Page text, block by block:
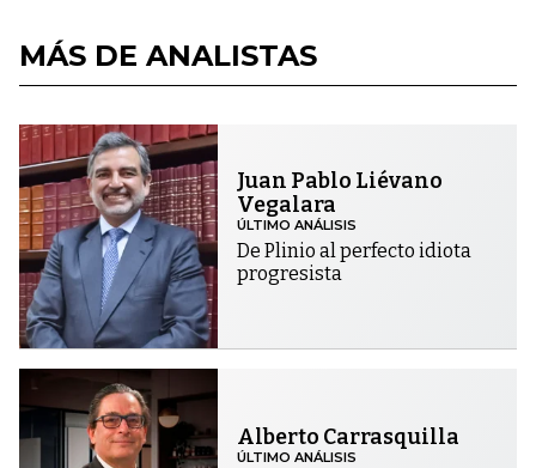
MÁS DE ANALISTAS
Juan Pablo Liévano
Vegalara
ÚLTIMO ANÁLISIS
De Plinio al perfecto idiota
progresista
Alberto Carrasquilla
ÚLTIMO ANÁLISIS